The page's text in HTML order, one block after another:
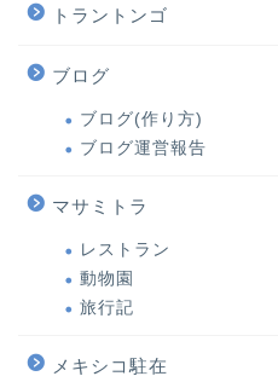
トラントンゴ
ブログ
ブログ(作り方)
ブログ運営報告
マサミトラ
レストラン
動物園
旅行記
メキシコ駐在